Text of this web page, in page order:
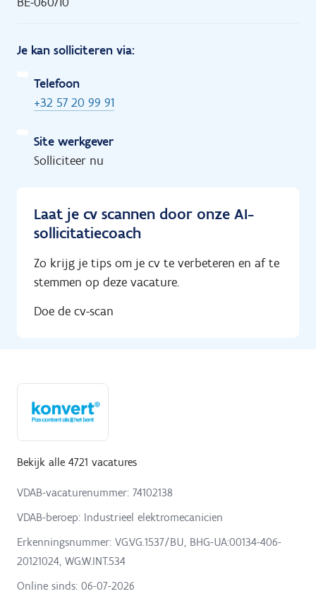
Je kan solliciteren via:
Telefoon
+32 57 20 99 91
Site werkgever
Solliciteer nu
Laat je cv scannen door onze AI-
sollicitatiecoach
Zo krijg je tips om je cv te verbeteren en af te
stemmen op deze vacature.
Doe de cv-scan
Bekijk alle 4721 vacatures
VDAB-vacaturenummer: 74102138
VDAB-beroep: Industrieel elektromecanicien
Erkenningsnummer: VG:VG.1537/BU, BHG-UA:00134-406-
20121024, WG:W.INT.534
Online sinds: 06-07-2026